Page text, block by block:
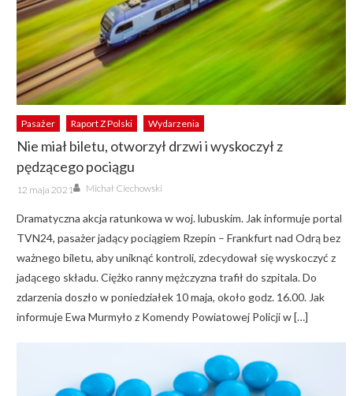
Pasażer Raport Z Polski Wydarzenia
Nie miał biletu, otworzył drzwi i wyskoczył z
pędzącego pociągu
Posted
on
12 maja 2021 Author
Michał Ciechowski
Dramatyczna akcja ratunkowa w woj. lubuskim. Jak informuje portal
TVN24, pasażer jadący pociągiem Rzepin – Frankfurt nad Odrą bez
ważnego biletu, aby uniknąć kontroli, zdecydował się wyskoczyć z
jadącego składu. Ciężko ranny mężczyzna trafił do szpitala. Do
zdarzenia doszło w poniedziałek 10 maja, około godz. 16.00. Jak
informuje Ewa Murmyło z Komendy Powiatowej Policji w […]